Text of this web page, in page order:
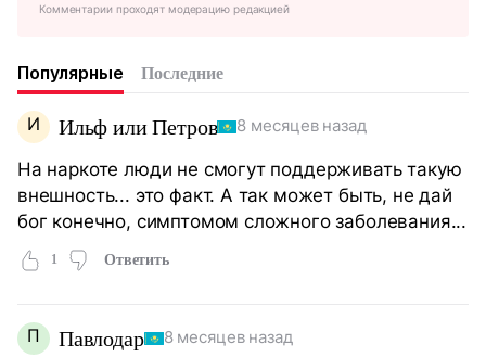
Комментарии проходят модерацию редакцией
Популярные Последние
И Ильф или Петров 8 месяцев назад
На наркоте люди не смогут поддерживать такую
внешность... это факт. А так может быть, не дай
бог конечно, симптомом сложного заболевания...
1 Ответить
П Павлодар 8 месяцев назад